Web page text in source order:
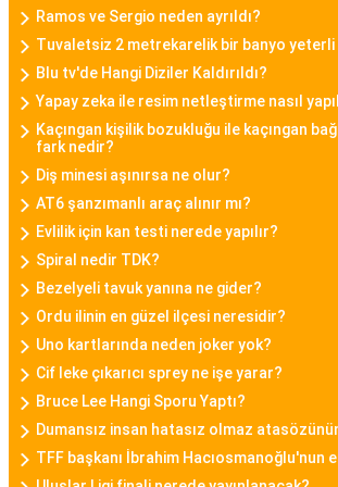
kadınının aktif yaşam tarzına uygun
sunar.
Daniel Klein Bayan Saat
Daniel Klein, şıklık ve kaliteyi bir
Minimalist tasarımları, zarif
malzemeleriyle Daniel Klein bayan
kullanıcılarına tarz bir görünüm sunar.
Casio Bayan Saat
Casio, sağlamlığı ve fonksiyonelliği
markadır. Casio bayan saat
ve şıklığı bir araya getirerek spor ve
kullanıma uygun seçenekler sunar.
Ramos ve Sergio neden ayrıldı?
Tuvaletsiz 2 metrekarelik bir banyo yeterli
Blu tv'de Hangi Diziler Kaldırıldı?
Yapay zeka ile resim netleştirme nasıl
Kaçıngan kişilik bozukluğu ile kaçıngan
fark nedir?
Diş minesi aşınırsa ne olur?
AT6 şanzımanlı araç alınır mı?
Evlilik için kan testi nerede yapılır?
Spiral nedir TDK?
Bezelyeli tavuk yanına ne gider?
Ordu ilinin en güzel ilçesi neresidir?
Uno kartlarında neden joker yok?
Cif leke çıkarıcı sprey ne işe yarar?
Bruce Lee Hangi Sporu Yaptı?
Dumansız insan hatasız olmaz
TFF başkanı İbrahim Hacıosmanoğlu'nun